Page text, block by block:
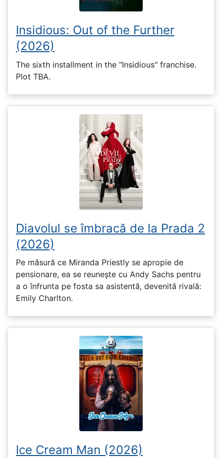
Insidious: Out of the Further
(2026)
The sixth installment in the "Insidious" franchise.
Plot TBA.
Diavolul se îmbracă de la Prada 2
(2026)
Pe măsură ce Miranda Priestly se apropie de
pensionare, ea se reunește cu Andy Sachs pentru
a o înfrunta pe fosta sa asistentă, devenită rivală:
Emily Charlton.
Ice Cream Man (2026)